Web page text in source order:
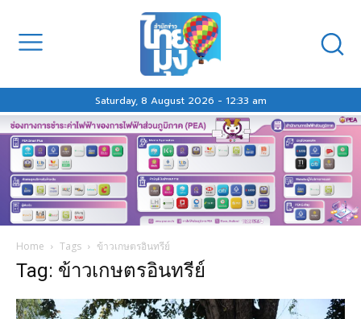
Saturday, 8 August 2026 - 12:33 am
Home Tags ข้าวเกษตรอินทรีย์
Tag: ข้าวเกษตรอินทรีย์